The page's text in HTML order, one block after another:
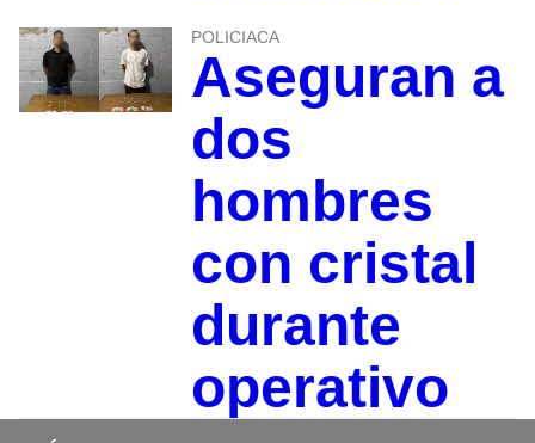
POLICIACA
Aseguran a
dos
hombres
con cristal
durante
operativo